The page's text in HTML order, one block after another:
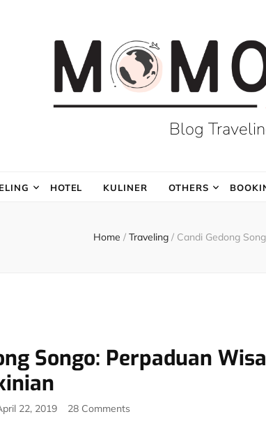
Blog
HOTEL KULINER OTHERS
Home / Traveling / Candi Gedong
Songo: Perpaduan
22, 2019 28 Comments